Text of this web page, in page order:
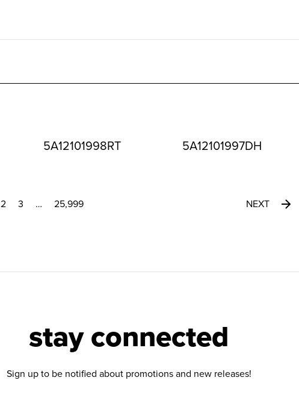
5A12101998RT 5A12101997DH
2 3 … 25,999 NEXT
stay connected
Sign up to be notified about promotions and new releases!